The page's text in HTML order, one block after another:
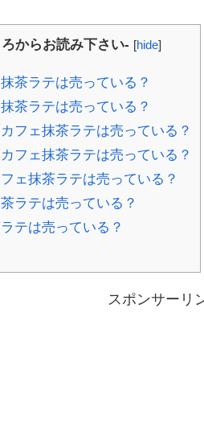
からお読み下さい- [hide]
茶ラテは売っている？
茶ラテは売っている？
フェ抹茶ラテは売っている？
フェ抹茶ラテは売っている？
ェ抹茶ラテは売っている？
ラテは売っている？
テは売っている？
スポンサーリ